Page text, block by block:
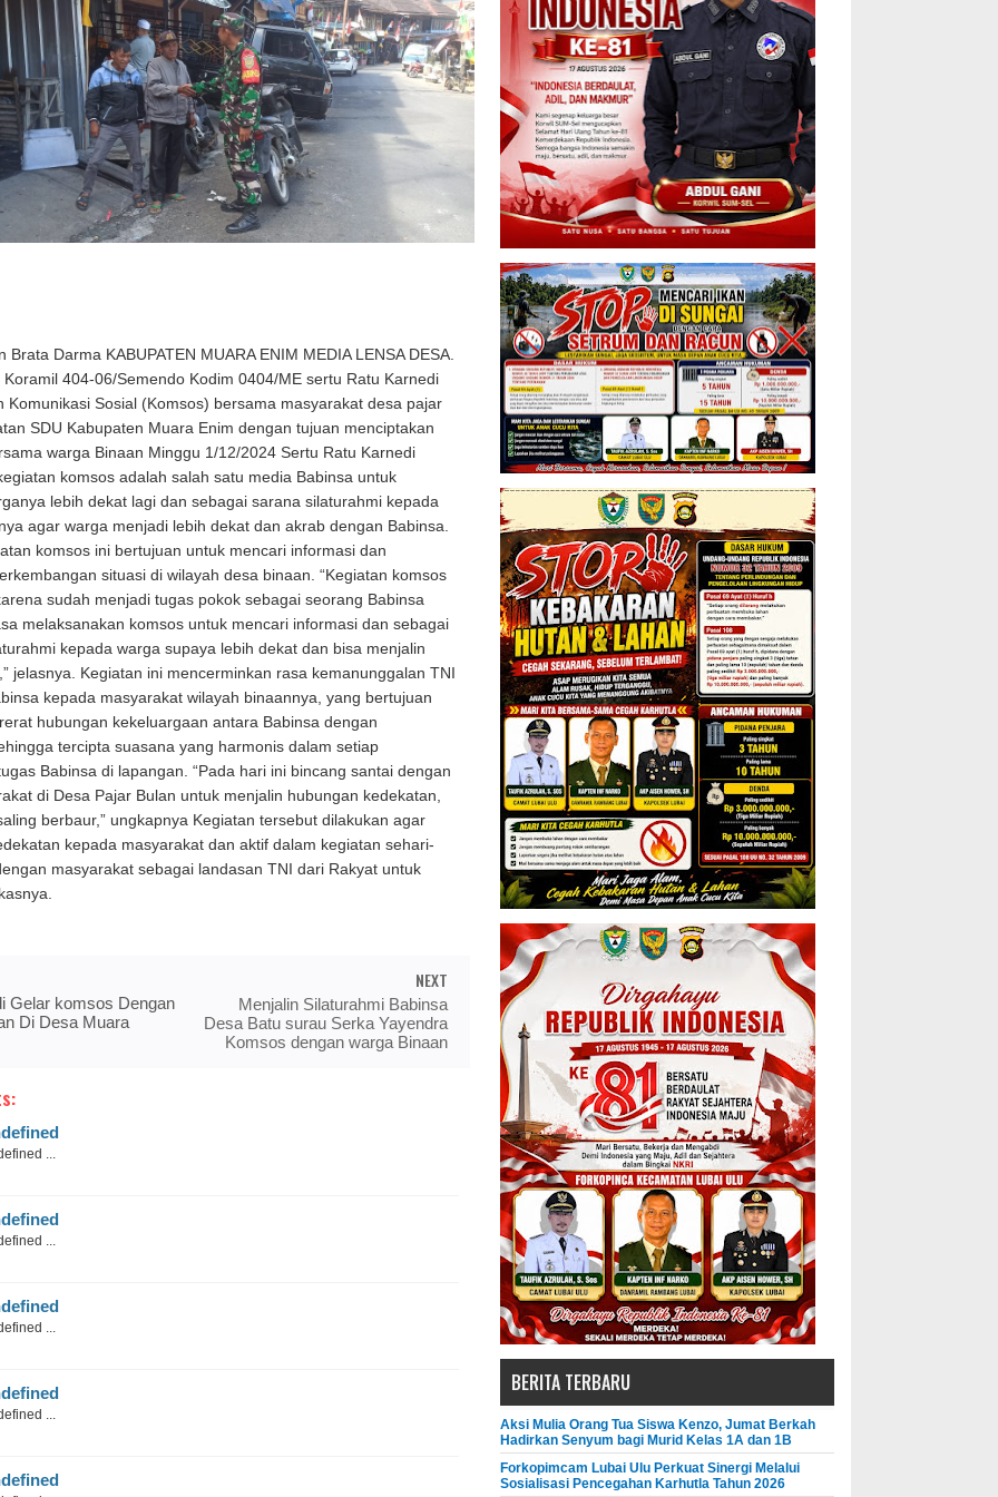
Darma KABUPATEN MUARA ENIM MEDIA LENSA DESA.
Koramil 404-06/Semendo Kodim 0404/ME sertu Ratu Karnedi
Komunikasi Sosial (Komsos) bersama masyarakat desa pajar
SDU Kabupaten Muara Enim dengan tujuan menciptakan
warga Binaan Minggu 1/12/2024 Sertu Ratu Karnedi
komsos adalah salah satu media Babinsa untuk
lebih dekat lagi dan sebagai sarana silaturahmi kepada
agar warga menjadi lebih dekat dan akrab dengan Babinsa.
komsos ini bertujuan untuk mencari informasi dan
situasi di wilayah desa binaan. “Kegiatan komsos
sudah menjadi tugas pokok sebagai seorang Babinsa
melaksanakan komsos untuk mencari informasi dan sebagai
kepada warga supaya lebih dekat dan bisa menjalin
jelasnya. Kegiatan ini mencerminkan rasa kemanunggalan TNI
kepada masyarakat wilayah binaannya, yang bertujuan
hubungan kekeluargaan antara Babinsa dengan
tercipta suasana yang harmonis dalam setiap
Babinsa di lapangan. “Pada hari ini bincang santai dengan
di Desa Pajar Bulan untuk menjalin hubungan kedekatan,
berbaur,” ungkapnya Kegiatan tersebut dilakukan agar
kepada masyarakat dan aktif dalam kegiatan sehari-
masyarakat sebagai landasan TNI dari Rakyat untuk
Gelar komsos Dengan
Di Desa Muara
NEXT
Menjalin Silaturahmi Babinsa
Desa Batu surau Serka Yayendra
Komsos dengan warga Binaan
...
...
...
...
BERITA TERBARU
Aksi Mulia Orang Tua Siswa Kenzo, Jumat Berkah
Hadirkan Senyum bagi Murid Kelas 1A dan 1B
Forkopimcam Lubai Ulu Perkuat Sinergi Melalui
Sosialisasi Pencegahan Karhutla Tahun 2026